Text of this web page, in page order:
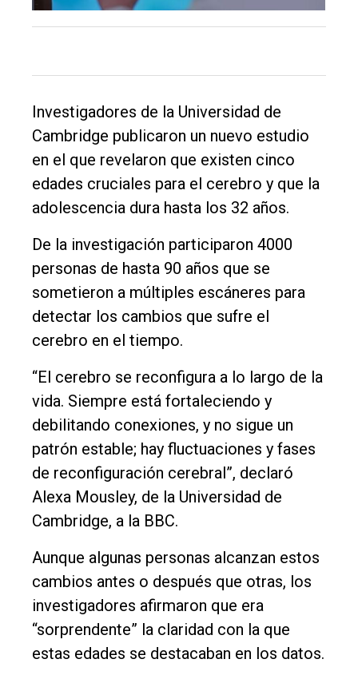
Balcarce
Inicio
Tendencia
Int.
General
Política
Entrevistas
Rural
Deportes
Fúnebres
Edición
Empresa
Nosotros
Contacto
Investigadores de la Universidad de
Cambridge publicaron un nuevo estudio
en el que revelaron que existen cinco
edades cruciales para el cerebro y que la
adolescencia dura hasta los 32 años.
De la investigación participaron 4000
personas de hasta 90 años que se
sometieron a múltiples escáneres para
detectar los cambios que sufre el
cerebro en el tiempo.
“El cerebro se reconfigura a lo largo de la
vida. Siempre está fortaleciendo y
debilitando conexiones, y no sigue un
patrón estable; hay fluctuaciones y fases
de reconfiguración cerebral”, declaró
Alexa Mousley, de la Universidad de
Cambridge, a la BBC.
Aunque algunas personas alcanzan estos
cambios antes o después que otras, los
investigadores afirmaron que era
“sorprendente” la claridad con la que
estas edades se destacaban en los datos.